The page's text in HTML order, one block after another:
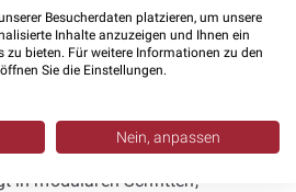
zur präzisen Definition
kann selbst genutzt
in modularen Schritten,
Besucherdaten platzieren, um unsere
Inhalte anzuzeigen und Ihnen ein
zu bieten. Für weitere Informationen zu den
Sie die Einstellungen.
Nein, anpassen